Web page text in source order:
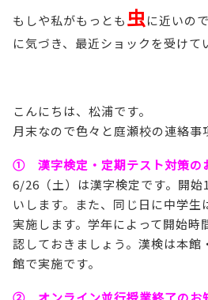
もしや私がもっとも虫に近いの
に気づき、最近ショックを受けて
こんにちは、松浦です。
月末なので色々と庭瀬校の連絡事
① 漢字検定・定期テスト対策の
6/26（土）は漢字検定です。開
いします。また、同じ日に中学生
実施します。学年によって開始時
認しておきましょう。漢検は本館
館で実施です。